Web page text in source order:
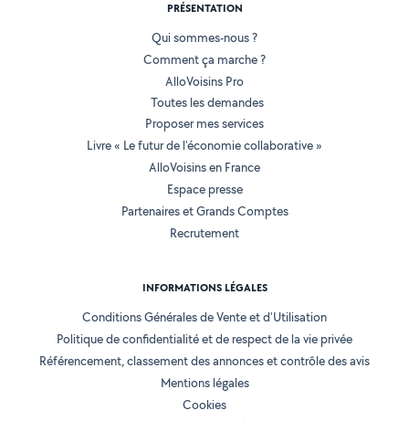
PRÉSENTATION
Qui sommes-nous ?
Comment ça marche ?
AlloVoisins Pro
Toutes les demandes
Proposer mes services
Livre « Le futur de l'économie collaborative »
AlloVoisins en France
Espace presse
Partenaires et Grands Comptes
Recrutement
INFORMATIONS LÉGALES
Conditions Générales de Vente et d'Utilisation
Politique de confidentialité et de respect de la vie privée
Référencement, classement des annonces et contrôle des avis
Mentions légales
Cookies